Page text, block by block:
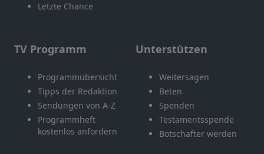
Letzte Chance
TV Programm
Programmübersicht
Tipps der Redaktion
Sendungen von A-Z
Programmheft
kostenlos anfordern
Unterstützen
Weitersagen
Beten
Spenden
Testamentsspende
Botschafter werden